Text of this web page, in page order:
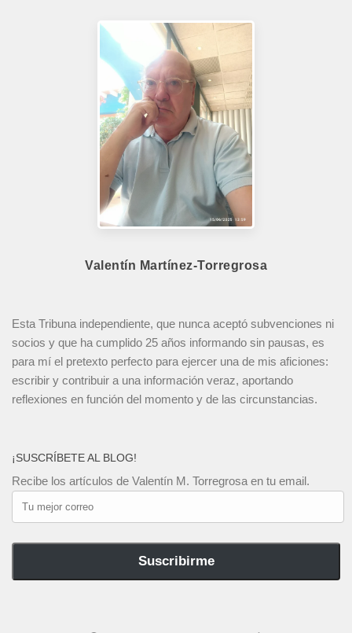
Valentín Martínez-Torregrosa
Esta Tribuna independiente, que nunca aceptó subvenciones ni
socios y que ha cumplido 25 años informando sin pausas, es
para mí el pretexto perfecto para ejercer una de mis aficiones:
escribir y contribuir a una información veraz, aportando
reflexiones en función del momento y de las circunstancias.
¡SUSCRÍBETE AL BLOG!
Recibe los artículos de Valentín M. Torregrosa en tu email.
mejor
Suscribirme